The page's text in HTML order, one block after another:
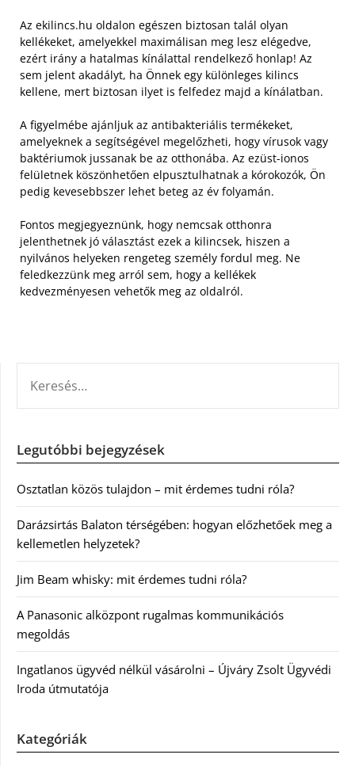
Az ekilincs.hu oldalon egészen biztosan talál olyan
kellékeket, amelyekkel maximálisan meg lesz elégedve,
ezért irány a hatalmas kínálattal rendelkező honlap! Az
sem jelent akadályt, ha Önnek egy különleges kilincs
kellene, mert biztosan ilyet is felfedez majd a kínálatban.
A figyelmébe ajánljuk az antibakteriális termékeket,
amelyeknek a segítségével megelőzheti, hogy vírusok vagy
baktériumok jussanak be az otthonába. Az ezüst-ionos
felületnek köszönhetően elpusztulhatnak a kórokozók, Ön
pedig kevesebbszer lehet beteg az év folyamán.
Fontos megjegyeznünk, hogy nemcsak otthonra
jelenthetnek jó választást ezek a kilincsek, hiszen a
nyilvános helyeken rengeteg személy fordul meg. Ne
feledkezzünk meg arról sem, hogy a kellékek
kedvezményesen vehetők meg az oldalról.
Legutóbbi bejegyzések
Osztatlan közös tulajdon – mit érdemes tudni róla?
Darázsirtás Balaton térségében: hogyan előzhetőek meg a
kellemetlen helyzetek?
Jim Beam whisky: mit érdemes tudni róla?
A Panasonic alközpont rugalmas kommunikációs
megoldás
Ingatlanos ügyvéd nélkül vásárolni – Újváry Zsolt Ügyvédi
Iroda útmutatója
Kategóriák